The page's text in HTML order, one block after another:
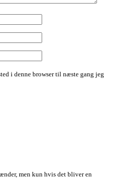
i denne browser til næste gang jeg
men kun hvis det bliver en